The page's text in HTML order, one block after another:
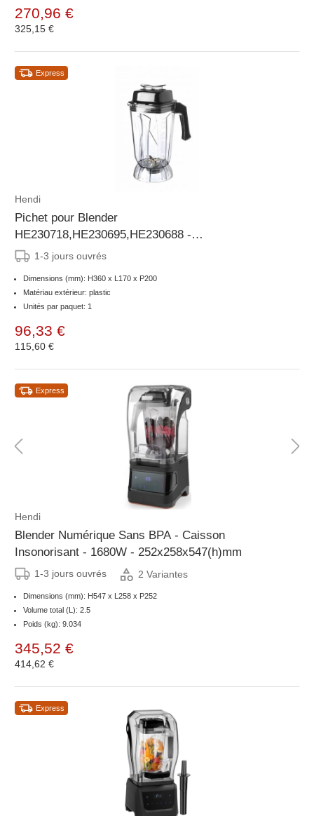
270,96 €
325,15 €
Express
Hendi
Pichet pour Blender
HE230718,HE230695,HE230688 -
200x170x(H)360mm
1-3 jours ouvrés
Dimensions (mm): H360 x L170 x P200
Matériau extérieur: plastic
Unités par paquet: 1
96,33 €
115,60 €
Express
Hendi
Blender Numérique Sans BPA - Caisson
Insonorisant - 1680W - 252x258x547(h)mm
1-3 jours ouvrés 2 Variantes
Dimensions (mm): H547 x L258 x P252
Volume total (L): 2.5
Poids (kg): 9.034
345,52 €
414,62 €
Express